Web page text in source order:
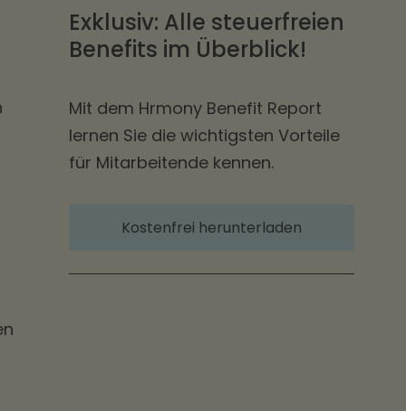
Exklusiv: Alle steuerfreien
Benefits im Überblick!
Mit dem Hrmony Benefit Report
lernen Sie die wichtigsten Vorteile
für Mitarbeitende kennen.
Kostenfrei herunterladen